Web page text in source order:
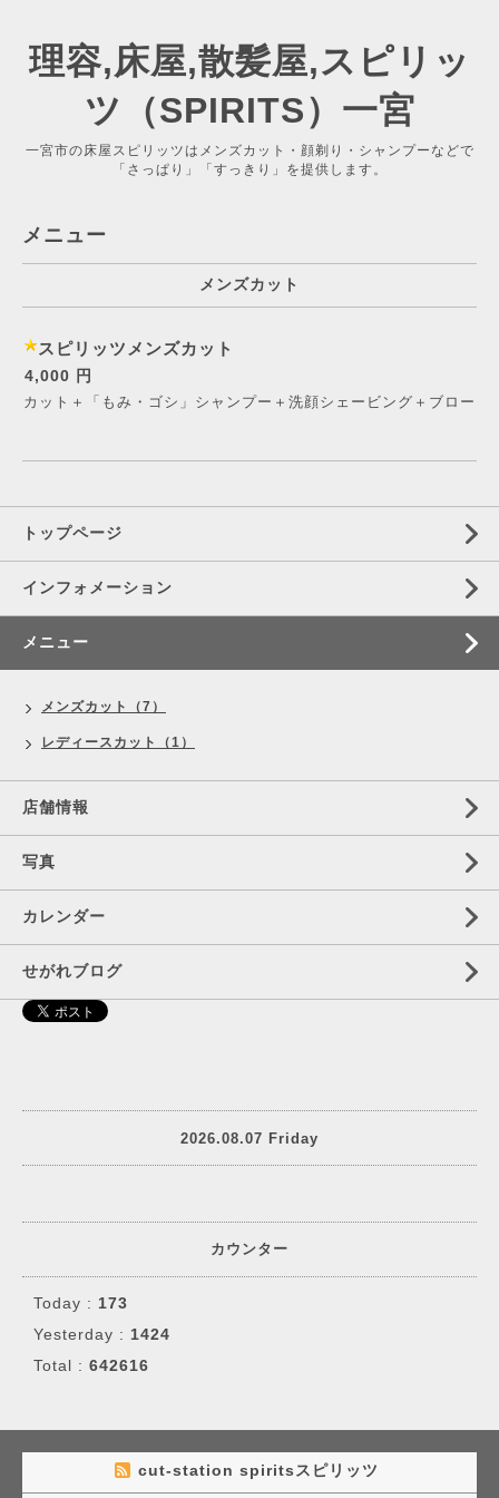
理容,床屋,散髪屋,スピリッ
ツ（SPIRITS）一宮
一宮市の床屋スピリッツはメンズカット・顔剃り・シャンプーなどで
「さっぱり」「すっきり」を提供します。
メニュー
メンズカット
スピリッツメンズカット
4,000 円
カット＋「もみ・ゴシ」シャンプー＋洗顔シェービング＋ブロー
トップページ
インフォメーション
メニュー
メンズカット（7）
レディースカット（1）
店舗情報
写真
カレンダー
せがれブログ
2026.08.07 Friday
カウンター
Today : 173
Yesterday : 1424
Total : 642616
cut-station spiritsスピリッツ